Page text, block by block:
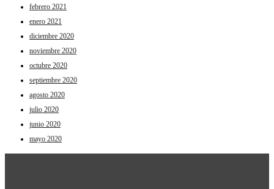
febrero 2021
enero 2021
diciembre 2020
noviembre 2020
octubre 2020
septiembre 2020
agosto 2020
julio 2020
junio 2020
mayo 2020